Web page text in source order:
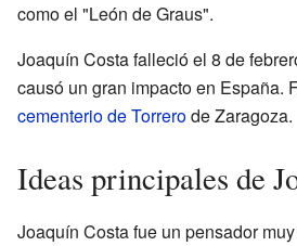
como el "León de Graus".
Joaquín Costa falleció el 8 de
causó un gran impacto en España.
cementerio de Torrerode Zaragoza.
Ideas principales de
Joaquín Costa fue un pensador